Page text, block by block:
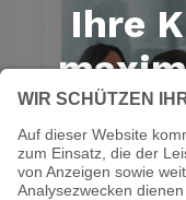
Ihre
Entdecken Sie